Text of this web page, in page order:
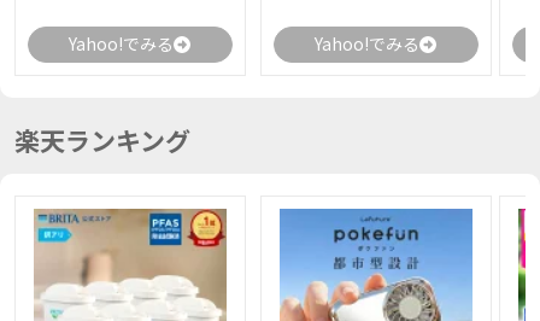
Yahoo!でみる Yahoo!でみる
楽天ランキング